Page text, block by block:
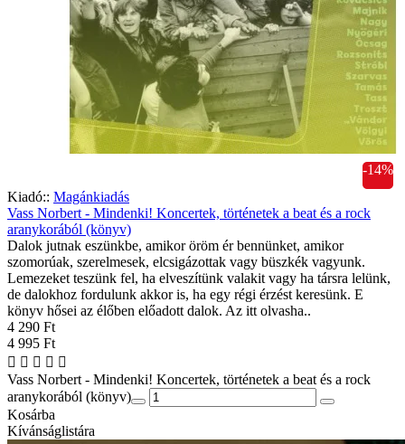
-14%
Kiadó:: Magánkiadás
Vass Norbert - Mindenki! Koncertek, történetek a beat és a rock
aranykorából (könyv)
Dalok jutnak eszünkbe, amikor öröm ér bennünket, amikor
szomorúak, szerelmesek, elcsigázottak vagy büszkék vagyunk.
Lemezeket teszünk fel, ha elveszítünk valakit vagy ha társra lelünk,
de dalokhoz fordulunk akkor is, ha egy régi érzést keresünk. E
könyv hősei az élőben előadott dalok. Az itt olvasha..
4 290 Ft
4 995 Ft
Vass Norbert - Mindenki! Koncertek, történetek a beat és a rock
aranykorából (könyv)
Kosárba
Kívánságlistára